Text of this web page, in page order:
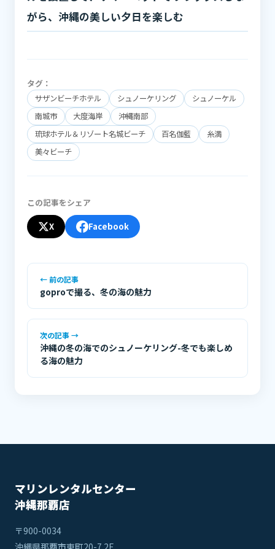
がら、沖縄の美しい夕日を楽しむ
タグ：
サザンビーチホテル シュノーケリング
シュノーケル
南城市
大度海岸
沖縄南部
琉球ホテル＆リゾート名城ビーチ
百名伽藍
糸満
美々ビーチ
この記事をシェア
X Facebook
← 前の記事
goproで撮る、冬の海の魅力
次の記事 →
沖縄の冬の海でのシュノーケリング-冬でも楽しめ
る海の魅力
マリンレンタルセンター
沖縄那覇店
〒900-0034
沖縄県那覇市東町20-7 2F